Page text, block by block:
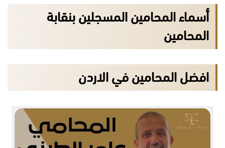
أسماء المحامين المسجلين بنقابة
المحامين
افضل المحامين في الاردن